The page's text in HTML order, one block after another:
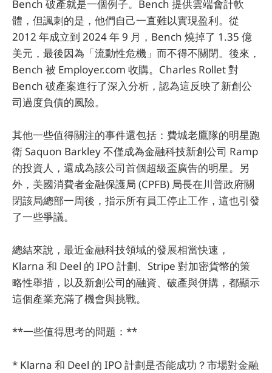
Bench 破產就是一個例子。Bench 提供雲端會計軟
體，但諷刺的是，他們自己一直難以實現盈利。從
2012 年成立到 2024 年 9 月，Bench 燒掉了 1.35 億
美元，最後因為「流動性危機」而不得不關閉。後來，
Bench 被 Employer.com 收購。Charles Rollet 對
Bench 破產案進行了深入分析，認為這反映了新創公
司過度負債的風險。
其他一些值得關注的事件還包括：費城老鷹隊的明星跑
衛 Saquon Barkley 不僅成為金融科技新創公司 Ramp
的投資人，還成為該公司首個超級盃廣告的明星。另
外，美國消費者金融保護局 (CPFB) 局長在川普政府關
閉該局總部一周後，指示所有員工停止工作，這也引發
了一些爭議。
總結來說，最近金融科技領域的發展相當快速，
Klarna 和 Deel 的 IPO 計劃、Stripe 對加密貨幣的策
略性舉措，以及新創公司的融資、破產與併購，都顯示
這個產業充滿了機會與挑戰。
**一些值得思考的問題：**
* Klarna 和 Deel 的 IPO 計劃是否能成功？市場對金融